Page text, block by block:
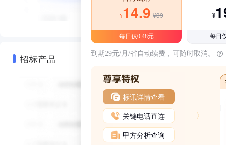
招标产品
¥14.9 ¥39
每日仅0.48元
¥
每日
到期29元/月/省自动续费，可随时取消。
标讯详情查看
关键电话直连
甲方分析查询